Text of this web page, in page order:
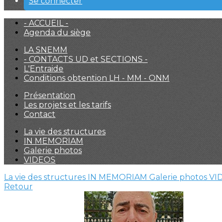
- ACCUEIL -
Agenda du siège
LA SNEMM
- CONTACTS UD et SECTIONS -
L'Entraide
Conditions obtention LH - MM - ONM
Présentation
Les projets et les tarifs
Contact
La vie des structures
IN MEMORIAM
Galerie photos
VIDEOS
La vie des structures IN MEMORIAM Galerie photos
Retour